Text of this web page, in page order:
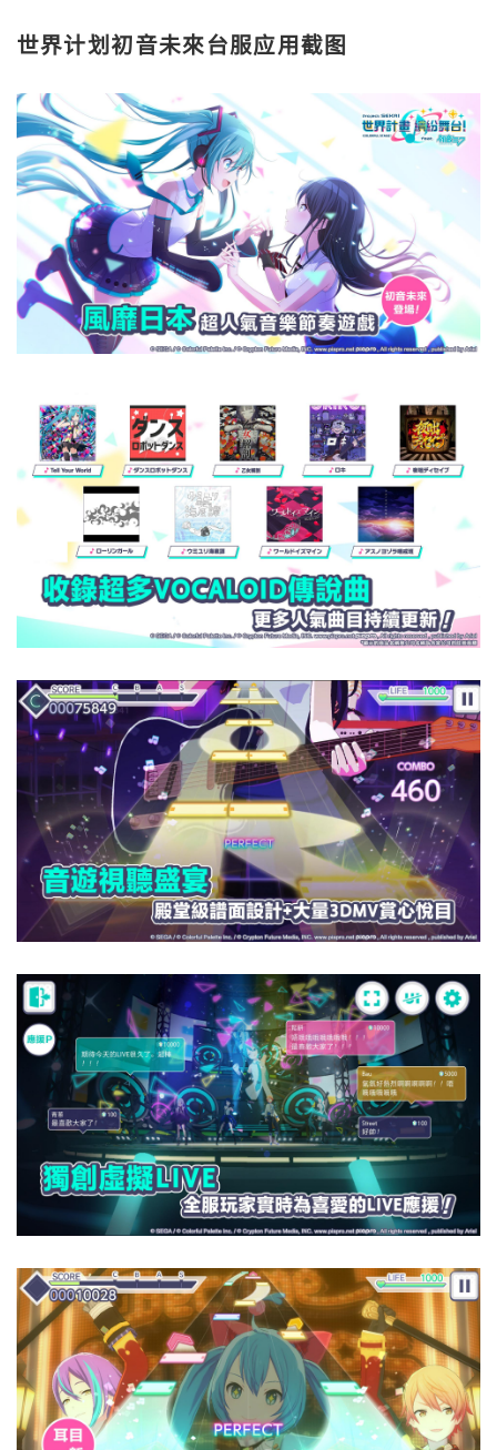
世界计划初音未來台服应用截图